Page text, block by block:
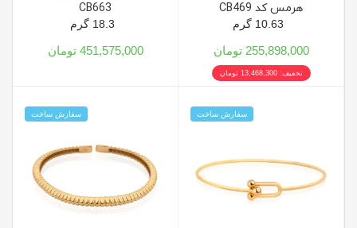
هرمس کد CB469
255,898,000 تومان
تخفیف: 13,468,300 تومان
CB663
451,575,000 تومان
سفارش ساخت سفارش ساخت